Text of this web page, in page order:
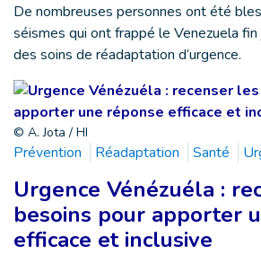
De nombreuses personnes ont été
séismes qui ont frappé le Venezuela
des soins de réadaptation d’urgence.
© A. Jota / HI
Prévention Réadaptation Santé
Urgence Vénézuéla :
besoins pour apporter
efficace et inclusive